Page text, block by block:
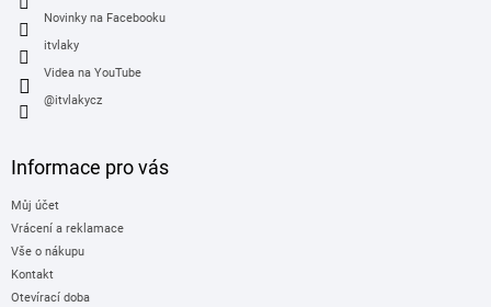
Novinky na Facebooku
itvlaky
Videa na YouTube
@itvlakycz
Informace pro vás
Můj účet
Vrácení a reklamace
Vše o nákupu
Kontakt
Otevírací doba